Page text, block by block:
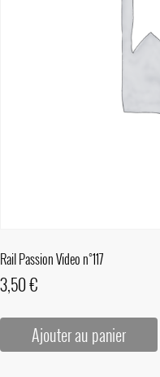
Rail Passion Video n°117
3,50€
Ajouter au panier